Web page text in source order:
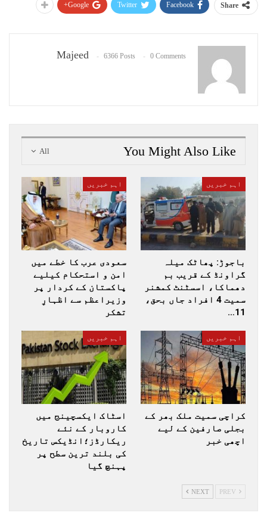
Share
Facebook
Twitter
Google+
Majeed 6366 Posts 0 Comments
All You Might Also Like
اہم خبریں
باجوڑ: پھاٹک میلہ
گراونڈ کے قریب بم
دھماکا، اسسٹنٹ کمشنر
سمیت 4 افراد جاں بحق،
11…
اہم خبریں
سعودی عرب کا خطے میں
امن و استحکام کیلیے
پاکستان کے کردار پر
وزیراعظم سے اظہارِ
تشکر
اہم خبریں
کراچی سمیت ملک بھر کے
بجلی صارفین کے لیے
اچھی خبر
اہم خبریں
اسٹاک ایکسچینج میں
کاروبار کے نئے
ریکارڈز؛انڈیکس تاریخ
کی بلند ترین سطح پر
پہنچ گیا
NEXT